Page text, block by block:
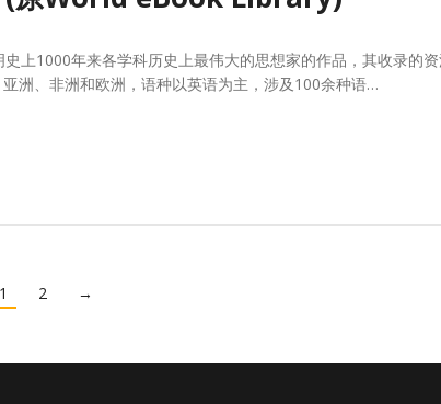
上1000年来各学科历史上最伟大的思想家的作品，其收录的资
洲、非洲和欧洲，语种以英语为主，涉及100余种语…
1 2 →